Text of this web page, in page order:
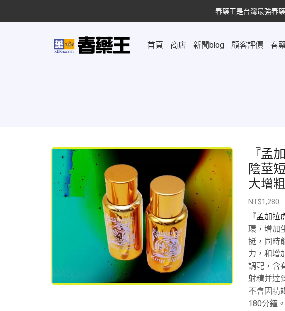
春藥王是台灣最強春
首頁 商店 新聞blog 顧客評價 春
『孟
陰莖
大增
NT$1,280
『孟加拉
環，增加
挺，同時
力，和增
調配，含
射精并達
不會因精
180分鐘。